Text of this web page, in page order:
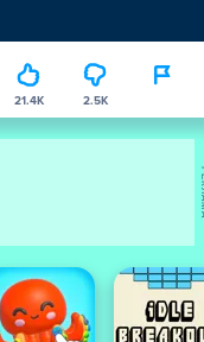
21.4K 2.5K